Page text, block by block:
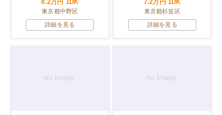
8.2万円 1DK
東京都中野区
詳細を見る
7.2万円 1DK
東京都杉並区
詳細を見る